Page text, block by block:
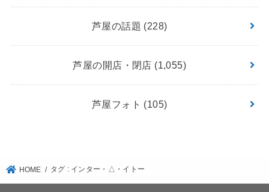
芦屋の話題 (228)
芦屋の開店・閉店 (1,055)
芦屋フォト (105)
HOME タグ : インター・△・イトー